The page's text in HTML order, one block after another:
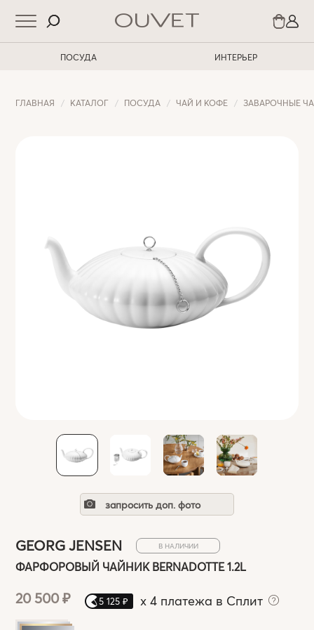
ПОСУДА ИНТЕРЬЕР
ГЛАВНАЯ КАТАЛОГ ПОСУДА ЧАЙ И КОФЕ ЗАВАРОЧНЫЕ
запросить доп. фото
GEORG JENSEN В НАЛИЧИИ
ФАРФОРОВЫЙ ЧАЙНИК BERNADOTTE 1.2L
20 500 ₽ 5 125 ₽ x 4 платежа в Сплит